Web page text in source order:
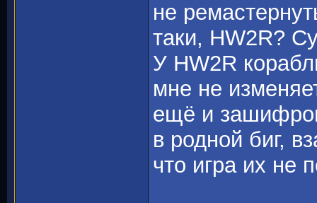
не
таки, HW2R?
У HW2R
мне не
ещё и
в родной биг,
что игра их не